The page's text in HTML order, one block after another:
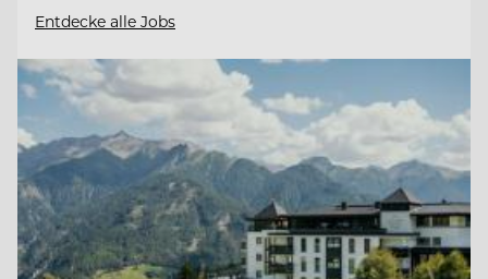
Entdecke alle Jobs